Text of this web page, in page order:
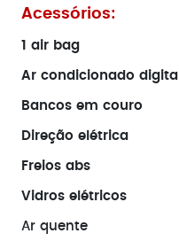
Acessórios:
1 air bag
Ar condicionado digital
Bancos em couro
Direção elétrica
Freios abs
Vidros elétricos
Ar quente